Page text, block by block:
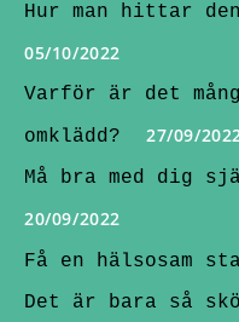
Hur man hittar
05/10/2022
Varför är det
omklädd?
27/09/
Må bra med dig
20/09/2022
Få en hälsosam
Det är bara så